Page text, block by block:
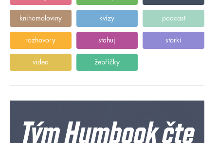
knihomoloviny kvízy podcast
rozhovory stahuj storki
videa žebříčky